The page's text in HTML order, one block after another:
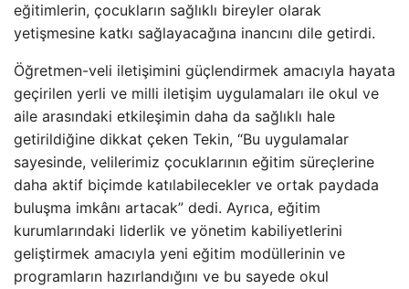
eğitimlerin, çocukların sağlıklı bireyler olarak
yetişmesine katkı sağlayacağına inancını dile getirdi.
Öğretmen-veli iletişimini güçlendirmek amacıyla hayata
geçirilen yerli ve milli iletişim uygulamaları ile okul ve
aile arasındaki etkileşimin daha da sağlıklı hale
getirildiğine dikkat çeken Tekin, “Bu uygulamalar
sayesinde, velilerimiz çocuklarının eğitim süreçlerine
daha aktif biçimde katılabilecekler ve ortak paydada
buluşma imkânı artacak” dedi. Ayrıca, eğitim
kurumlarındaki liderlik ve yönetim kabiliyetlerini
geliştirmek amacıyla yeni eğitim modüllerinin ve
programların hazırlandığını ve bu sayede okul